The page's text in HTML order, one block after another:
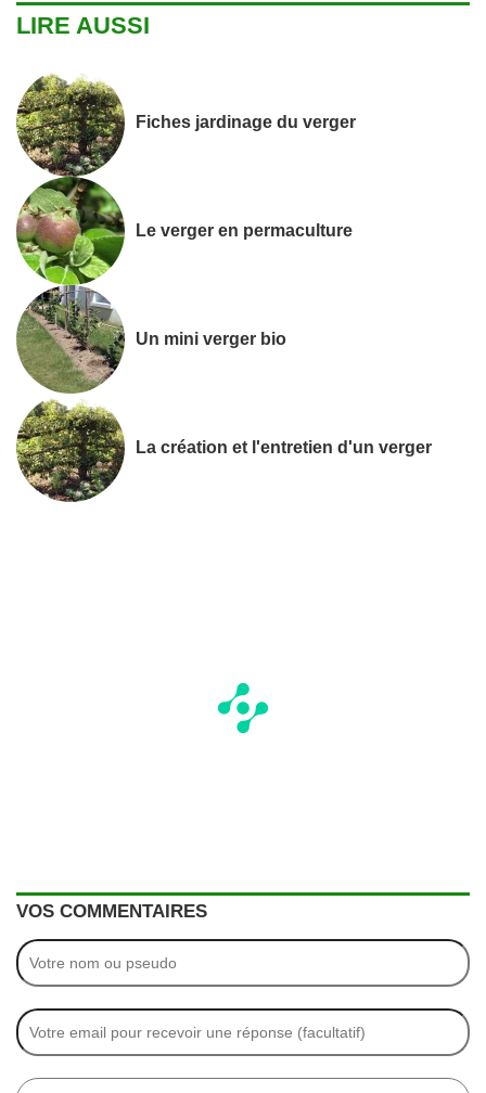
LIRE AUSSI
Fiches jardinage du verger
Le verger en permaculture
Un mini verger bio
La création et l'entretien d'un verger
VOS COMMENTAIRES